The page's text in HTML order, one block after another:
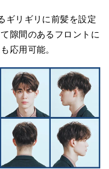
ギリギリに前髪を設定
隙間のあるフロントに
応用可能。